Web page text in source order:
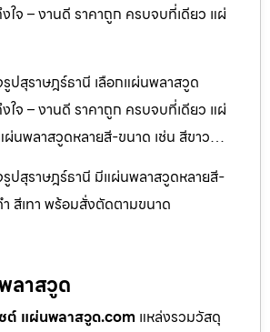
จ – งานดี ราคาถูก ครบจบที่เดียว แผ่
ปสุราษฎร์ธานี เลือกแผ่นพลาสวูด
จ – งานดี ราคาถูก ครบจบที่เดียว แผ่
นพลาสวูดหลายสี-ขนาด เช่น สีขาว…
รูปสุราษฎร์ธานี มีแผ่นพลาสวูดหลายสี-
สีเทา พร้อมสั่งตัดตามขนาด
ลาสวูด
ซต์ แผ่นพลาสวูด.com แหล่งรวมวัสดุ